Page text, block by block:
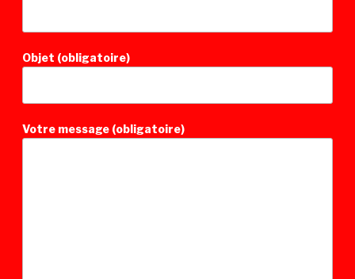
Objet (obligatoire)
Votre message (obligatoire)